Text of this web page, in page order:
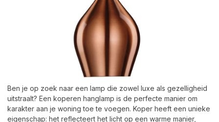
Ben je op zoek naar een lamp die zowel luxe als gezelligheid
uitstraalt? Een koperen hanglamp is de perfecte manier om
karakter aan je woning toe te voegen. Koper heeft een unieke
eigenschap: het reflecteert het licht op een warme manier,